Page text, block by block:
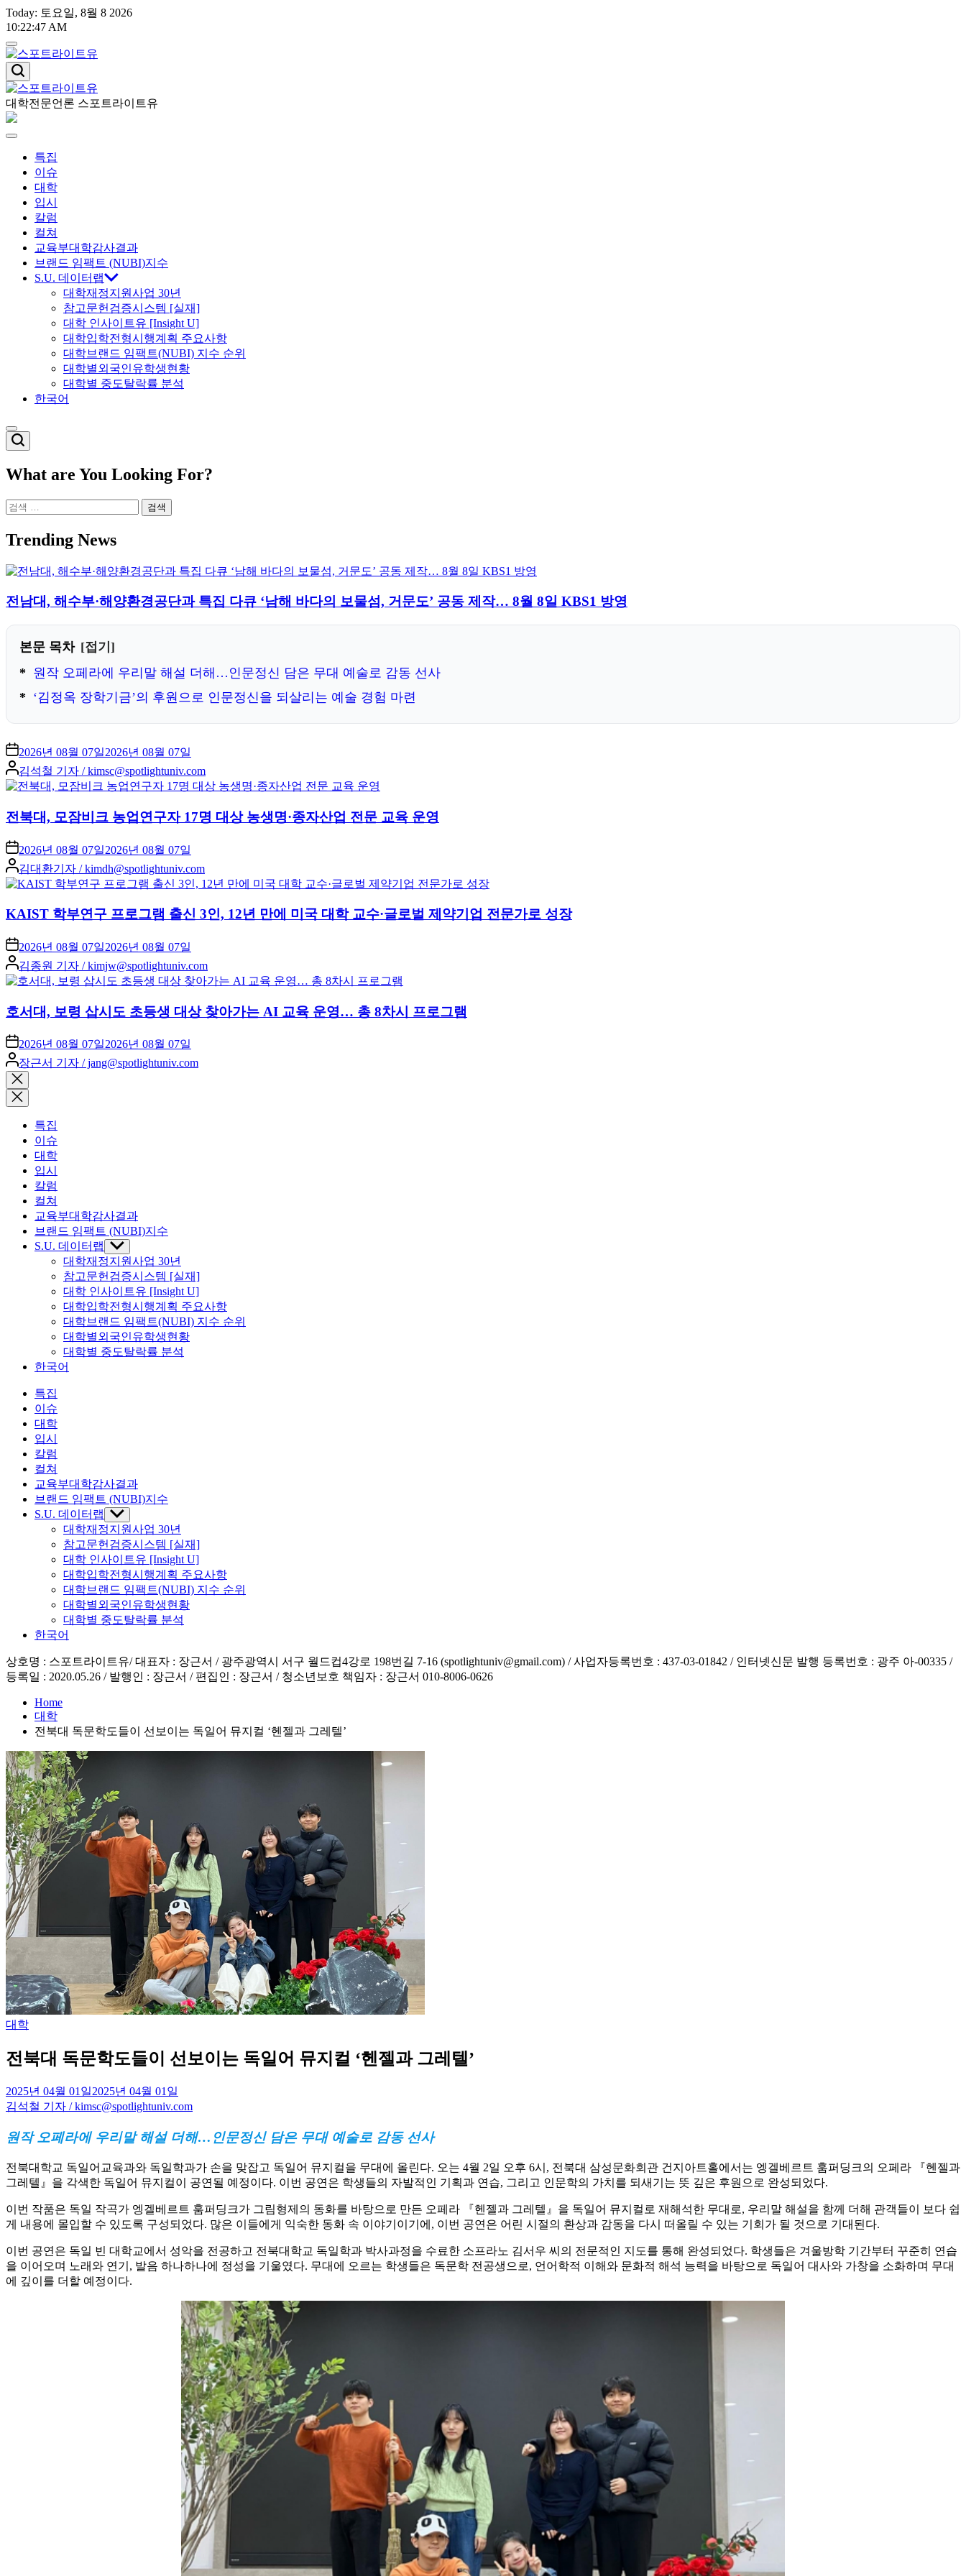
Skip
to
Today: 토요일, 8월 8 2026
10:22:49 AM
스
포
트
라
스
포
트
라
이
트
대학전문언론 스포트라이트유
Menu
특집
이슈
대학
입시
칼럼
컬쳐
교육부대학감사결과
브랜드 임팩트 (NUBI)지수
S.U. 데이터랩
대학재정지원사업 30년
참고문헌검증시스템 [실재]
대학 인사이트유 [Insight U]
대학입학전형시행계획 주요사항
대학브랜드 임팩트(NUBI) 지수 순위
대학별외국인유학생현황
대학별 중도탈락률 분석
한국어
Switch
color
What are You Looking For?
검
Trending News
전남대, 해수부·해양환경공단과 특집 다큐 ‘남해 바다의 보물섬, 거문도’ 공동 제작… 8월 8일 KBS1 방영
본문 목차
접기
원작 오페라에 우리말 해설 더해…인문정신 담은 무대 예술로 감동 선사
‘김정옥 장학기금’의 후원으로 인문정신을 되살리는 예술 경험 마련
2026년 08월 07일2026년 08월 07일
Posted
by
김석철 기자 / kimsc@spotlightuniv.com
전북대, 모잠비크 농업연구자 17명 대상 농생명·종자산업 전문 교육 운영
2026년 08월 07일2026년 08월 07일
Posted
by
김대환기자 / kimdh@spotlightuniv.com
KAIST 학부연구 프로그램 출신 3인, 12년 만에 미국 대학 교수·글로벌 제약기업 전문가로 성장
2026년 08월 07일2026년 08월 07일
Posted
by
김종원 기자 / kimjw@spotlightuniv.com
호서대, 보령 삽시도 초등생 대상 찾아가는 AI 교육 운영… 총 8차시 프로그램
2026년 08월 07일2026년 08월 07일
Posted
by
장근서 기자 / jang@spotlightuniv.com
Close
search
특집
이슈
대학
입시
칼럼
컬쳐
교육부대학감사결과
브랜드 임팩트 (NUBI)지수
S.U. 데이터랩
Show
sub
menu
대학재정지원사업 30년
참고문헌검증시스템 [실재]
대학 인사이트유 [Insight U]
대학입학전형시행계획 주요사항
대학브랜드 임팩트(NUBI) 지수 순위
대학별외국인유학생현황
대학별 중도탈락률 분석
한국어
특집
이슈
대학
입시
칼럼
컬쳐
교육부대학감사결과
브랜드 임팩트 (NUBI)지수
S.U. 데이터랩
Show
sub
menu
대학재정지원사업 30년
참고문헌검증시스템 [실재]
대학 인사이트유 [Insight U]
대학입학전형시행계획 주요사항
대학브랜드 임팩트(NUBI) 지수 순위
대학별외국인유학생현황
대학별 중도탈락률 분석
한국어
상호명 : 스포트라이트유/ 대표자 : 장근서 / 광주광역시 서구 월드컵4강로 198번길 7-16 (spotlightuniv@gmail.com) / 사업자등록번호 : 437-03-01842 / 인터넷신문 발행 등록번호 : 광주 아-00335 /
등록일 : 2020.05.26 / 발행인 : 장근서 / 편집인 : 장근서 / 청소년보호 책임자 : 장근서 010-8006-0626
Home
대학
전북대 독문학도들이 선보이는 독일어 뮤지컬 ‘헨젤과 그레텔’
Posted
대학
전북대 독문학도들이 선보이는 독일어 뮤지컬 ‘헨젤과 그레텔’
2025년 04월 01일2025년 04월 01일
김석철 기자 / kimsc@spotlightuniv.com
원작 오페라에 우리말 해설 더해…인문정신 담은 무대 예술로 감동 선사
전북대학교 독일어교육과와 독일학과가 손을 맞잡고 독일어 뮤지컬을 무대에 올린다. 오는 4월 2일 오후 6시, 전북대 삼성문화회관 건지아트홀에서는 엥겔베르트 훔퍼딩크의 오페라 『헨젤과
그레텔』을 각색한 독일어 뮤지컬이 공연될 예정이다. 이번 공연은 학생들의 자발적인 기획과 연습, 그리고 인문학의 가치를 되새기는 뜻 깊은 후원으로 완성되었다.
이번 작품은 독일 작곡가 엥겔베르트 훔퍼딩크가 그림형제의 동화를 바탕으로 만든 오페라 『헨젤과 그레텔』을 독일어 뮤지컬로 재해석한 무대로, 우리말 해설을 함께 더해 관객들이 보다 쉽
게 내용에 몰입할 수 있도록 구성되었다. 많은 이들에게 익숙한 동화 속 이야기이기에, 이번 공연은 어린 시절의 환상과 감동을 다시 떠올릴 수 있는 기회가 될 것으로 기대된다.
이번 공연은 독일 빈 대학교에서 성악을 전공하고 전북대학교 독일학과 박사과정을 수료한 소프라노 김서우 씨의 전문적인 지도를 통해 완성되었다. 학생들은 겨울방학 기간부터 꾸준히 연습
을 이어오며 노래와 연기, 발음 하나하나에 정성을 기울였다. 무대에 오르는 학생들은 독문학 전공생으로, 언어학적 이해와 문화적 해석 능력을 바탕으로 독일어 대사와 가창을 소화하며 무대
에 깊이를 더할 예정이다.